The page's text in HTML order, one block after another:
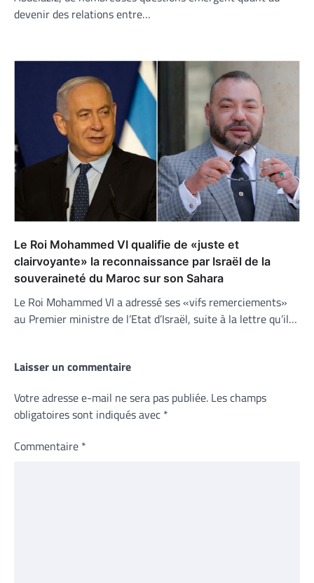
devenir des relations entre…
Le Roi Mohammed VI qualifie de «juste et
clairvoyante» la reconnaissance par Israël de la
souveraineté du Maroc sur son Sahara
Le Roi Mohammed VI a adressé ses «vifs remerciements»
au Premier ministre de l’Etat d’Israël, suite à la lettre qu’il…
Laisser un commentaire
Votre adresse e-mail ne sera pas publiée. Les champs
obligatoires sont indiqués avec *
Commentaire *